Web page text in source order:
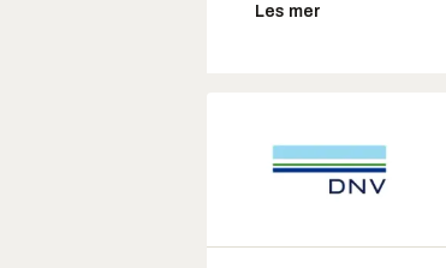
Les mer